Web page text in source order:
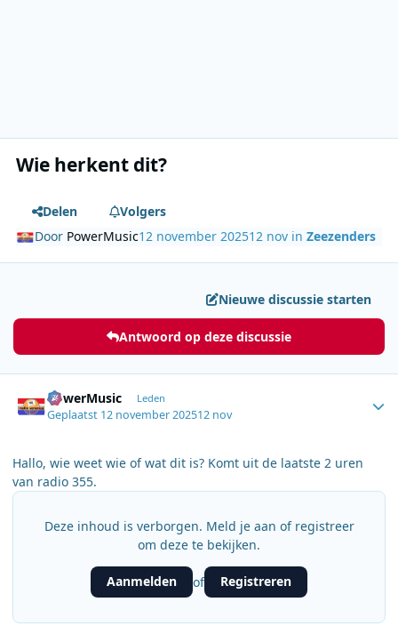
Wie herkent dit?
Delen
Volgers
Door PowerMusic12 november 202512 nov inZeezenders
Nieuwe discussie starten
Antwoord op deze discussie
PowerMusic Leden
Geplaatst 12 november 202512 nov
Hallo, wie weet wie of wat dit is? Komt uit de laatste 2 uren
van radio 355.
Deze inhoud is verborgen. Meld je aan of registreer
om deze te bekijken.
Aanmelden of Registreren